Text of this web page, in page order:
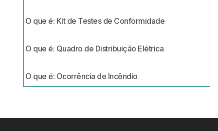
O que é: Kit de Testes de Conformidade
O que é: Quadro de Distribuição Elétrica
O que é: Ocorrência de Incêndio